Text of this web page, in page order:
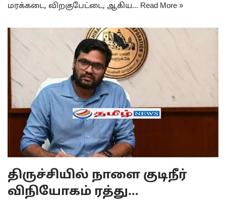
மரக்கடை, விறகுபேட்டை, ஆகிய… Read More »
திருச்சியில் நாளை குடிநீர்
விநியோகம் ரத்து…